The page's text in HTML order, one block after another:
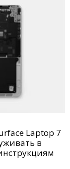
Laptop 7
в